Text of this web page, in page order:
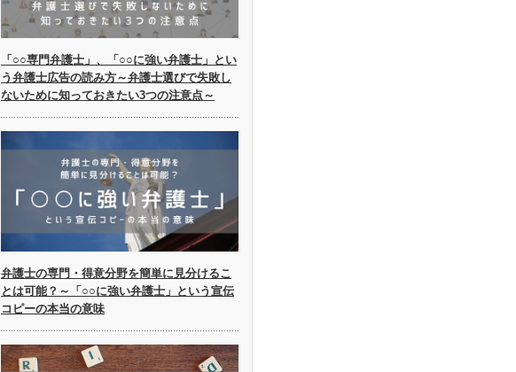
「○○専門弁護士」、「○○に強い弁護士」とい
う弁護士広告の読み方～弁護士選びで失敗し
ないために知っておきたい3つの注意点～
弁護士の専門・得意分野を簡単に見分けるこ
とは可能？～「○○に強い弁護士」という宣伝
コピーの本当の意味